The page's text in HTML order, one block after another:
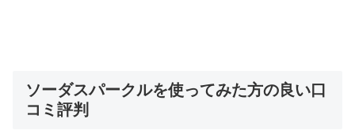
ソーダスパークルを使ってみた方の良い口
コミ評判